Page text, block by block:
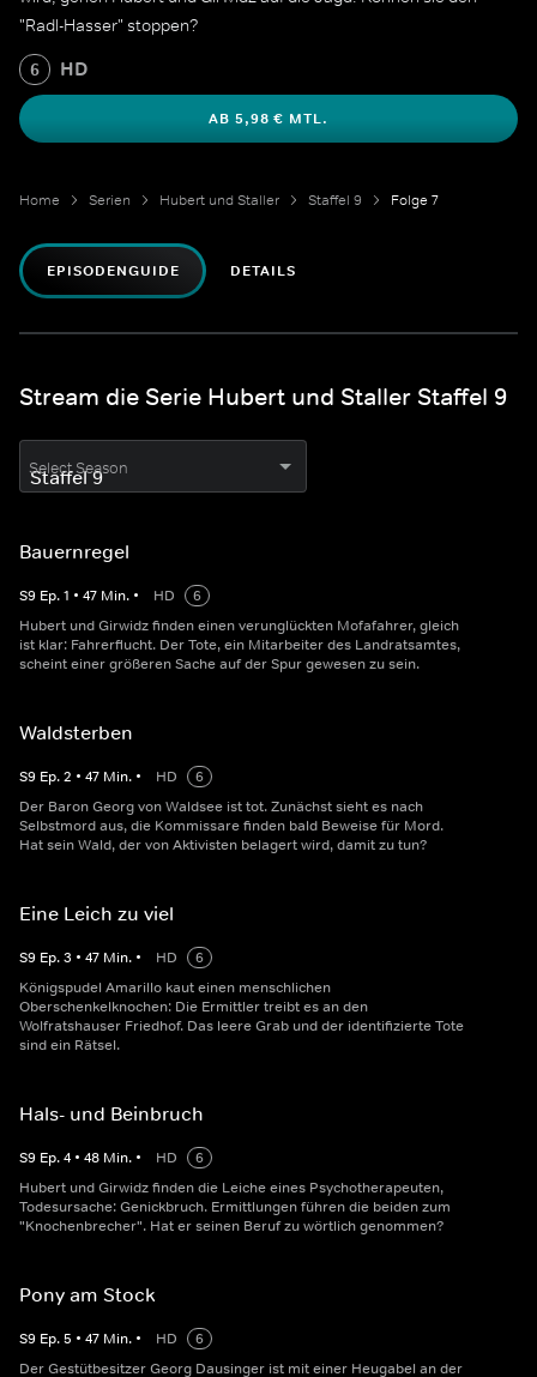
"Radl-Hasser" stoppen?
6 HD
AB 5,98 € MTL.
Home Serien Hubert und Staller Staffel 9 Folge 7
EPISODENGUIDE DETAILS
Stream die Serie Hubert und Staller Staffel 9
Select Season
Bauernregel
S9 Ep.1 • 47 Min. • HD
6
Hubert und Girwidz finden einen verunglückten Mofafahrer, gleich
ist klar: Fahrerflucht. Der Tote, ein Mitarbeiter des Landratsamtes,
scheint einer größeren Sache auf der Spur gewesen zu sein.
Waldsterben
S9 Ep.2 • 47 Min. • HD
6
Der Baron Georg von Waldsee ist tot. Zunächst sieht es nach
Selbstmord aus, die Kommissare finden bald Beweise für Mord.
Hat sein Wald, der von Aktivisten belagert wird, damit zu tun?
Eine Leich zu viel
S9 Ep.3 • 47 Min. • HD
6
Königspudel Amarillo kaut einen menschlichen
Oberschenkelknochen: Die Ermittler treibt es an den
Wolfratshauser Friedhof. Das leere Grab und der identifizierte Tote
sind ein Rätsel.
Hals- und Beinbruch
S9 Ep.4 • 48 Min. • HD
6
Hubert und Girwidz finden die Leiche eines Psychotherapeuten,
Todesursache: Genickbruch. Ermittlungen führen die beiden zum
"Knochenbrecher". Hat er seinen Beruf zu wörtlich genommen?
Pony am Stock
S9 Ep.5 • 47 Min. • HD
6
Der Gestütbesitzer Georg Dausinger ist mit einer Heugabel an der